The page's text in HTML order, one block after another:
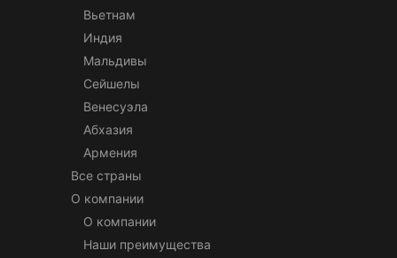
Вьетнам
Индия
Мальдивы
Сейшелы
Венесуэла
Абхазия
Армения
Все страны
О компании
О компании
Наши преимущества